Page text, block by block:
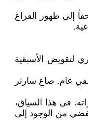
إلى ظهور الفراغ
لتقويض الأسبقية
عام. صاغ سارتر
في هذا السياق،
يفضي من الوجود إلى